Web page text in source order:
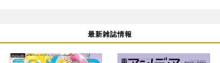
最新雑誌情報